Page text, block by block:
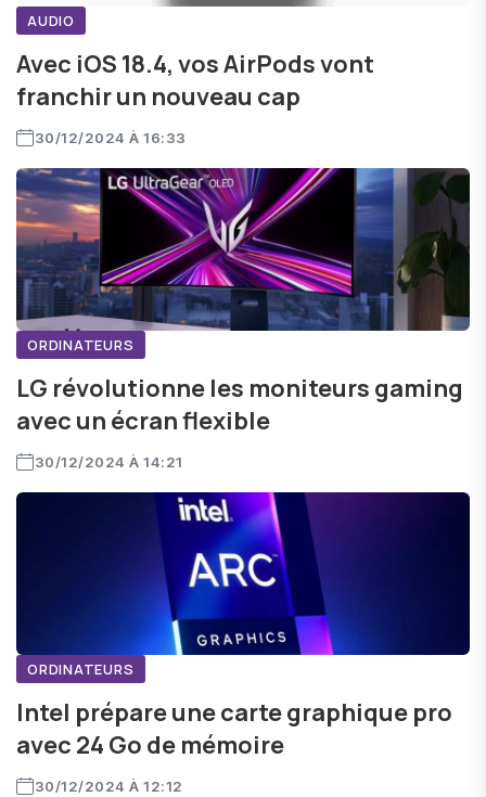
AUDIO
Avec iOS 18.4, vos AirPods vont
franchir un nouveau cap
30/12/2024 À 16:33
ORDINATEURS
LG révolutionne les moniteurs gaming
avec un écran flexible
30/12/2024 À 14:21
ORDINATEURS
Intel prépare une carte graphique pro
avec 24 Go de mémoire
30/12/2024 À 12:12